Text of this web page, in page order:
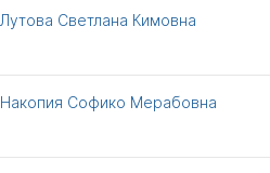
Лутова Светлана Кимовна
Накопия Софико Мерабовна